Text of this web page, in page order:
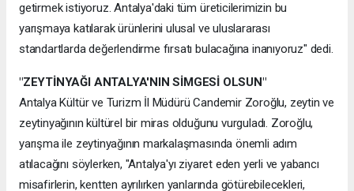
getirmek istiyoruz. Antalya'daki tüm üreticilerimizin bu
yarışmaya katılarak ürünlerini ulusal ve uluslararası
standartlarda değerlendirme fırsatı bulacağına inanıyoruz" dedi.
"ZEYTİNYAĞI ANTALYA'NIN SİMGESİ OLSUN"
Antalya Kültür ve Turizm İl Müdürü Candemir Zoroğlu, zeytin ve
zeytinyağının kültürel bir miras olduğunu vurguladı. Zoroğlu,
yarışma ile zeytinyağının markalaşmasında önemli adım
atılacağını söylerken, "Antalya'yı ziyaret eden yerli ve yabancı
misafirlerin, kentten ayrılırken yanlarında götürebilecekleri,